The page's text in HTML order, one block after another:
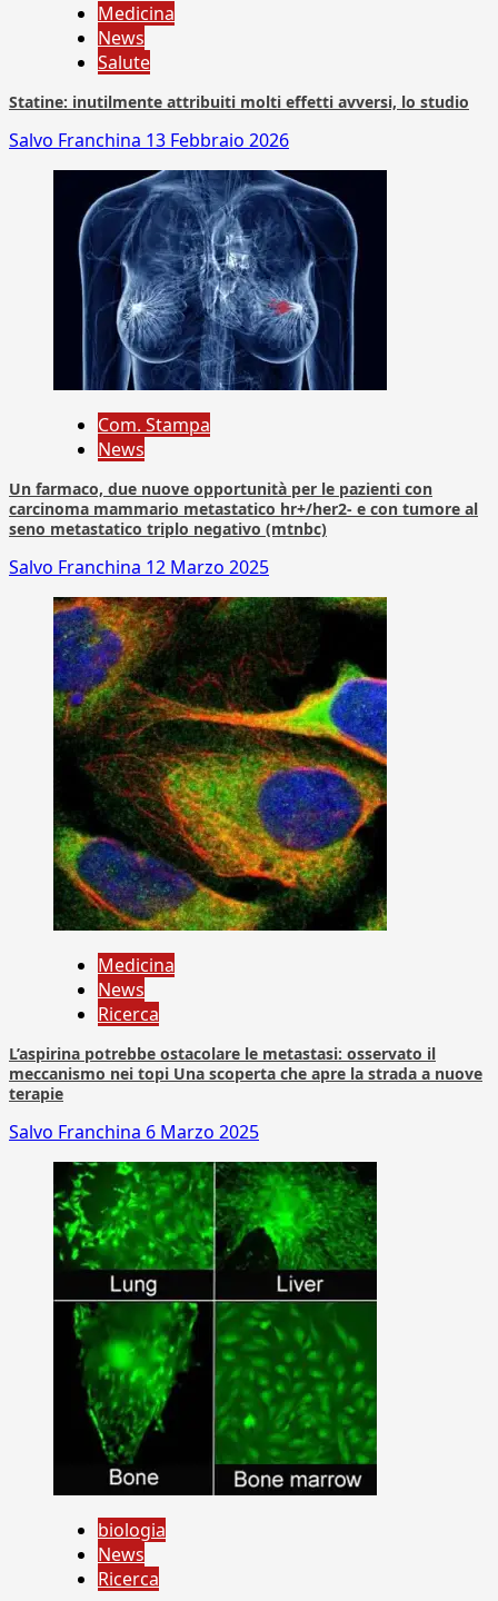
Medicina
News
Salute
Statine: inutilmente attribuiti molti effetti avversi, lo studio
Salvo Franchina 13 Febbraio 2026
Com. Stampa
News
Un farmaco, due nuove opportunità per le pazienti con
carcinoma mammario metastatico hr+/her2- e con tumore al
seno metastatico triplo negativo (mtnbc)
Salvo Franchina 12 Marzo 2025
Medicina
News
Ricerca
L’aspirina potrebbe ostacolare le metastasi: osservato il
meccanismo nei topi Una scoperta che apre la strada a nuove
terapie
Salvo Franchina 6 Marzo 2025
biologia
News
Ricerca